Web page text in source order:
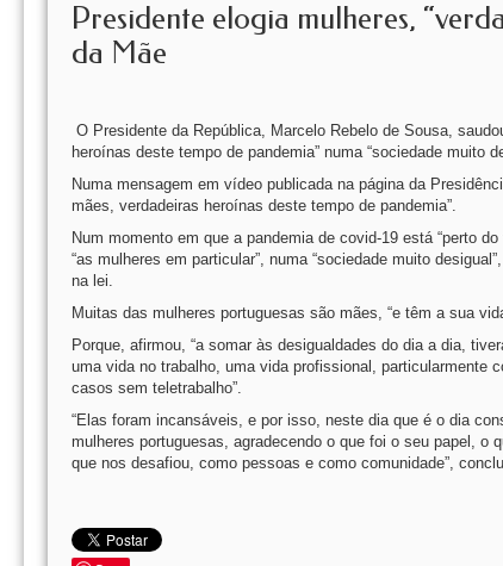
Presidente elogia mulheres,
da Mãe
O Presidente da República, Marcelo Rebelo de Sousa,
heroínas deste tempo de pandemia” numa “sociedade muito
Numa mensagem em vídeo publicada na página da
mães, verdadeiras heroínas deste tempo de pandemia”.
Num momento em que a pandemia de covid-19 está “perto
“as mulheres em particular”, numa “sociedade muito
na lei.
Muitas das mulheres portuguesas são mães, “e têm a sua
Porque, afirmou, “a somar às desigualdades do dia a dia,
uma vida no trabalho, uma vida profissional, particularmente
casos sem teletrabalho”.
“Elas foram incansáveis, e por isso, neste dia que é o dia
mulheres portuguesas, agradecendo o que foi o seu papel, o
que nos desafiou, como pessoas e como comunidade”,